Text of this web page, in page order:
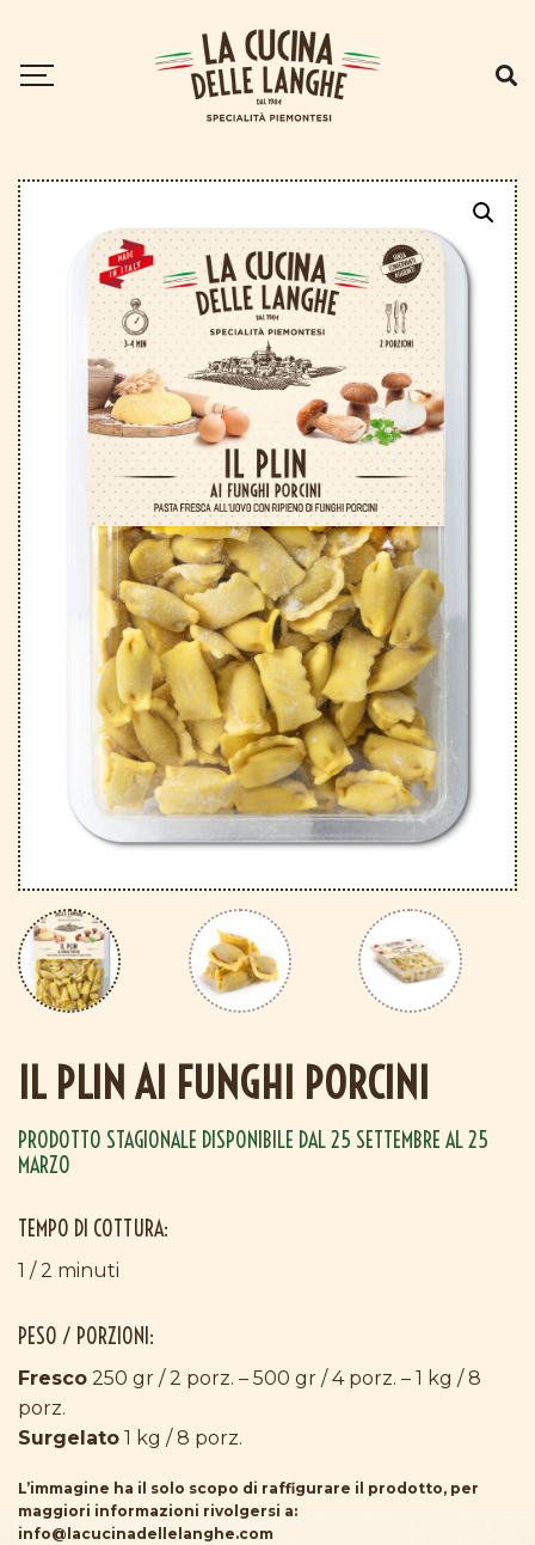
I Plin . Il Plin ai funghi porcini
IL PLIN AI FUNGHI PORCINI
PRODOTTO STAGIONALE DISPONIBILE DAL 25 SETTEMBRE AL 25
MARZO
TEMPO DI COTTURA:
1 / 2 minuti
PESO / PORZIONI:
Fresco 250 gr / 2 porz. – 500 gr / 4 porz. – 1 kg / 8
porz.
Surgelato 1 kg / 8 porz.
L’immagine ha il solo scopo di raffigurare il prodotto, per
maggiori informazioni rivolgersi a:
info@lacucinadellelanghe.com